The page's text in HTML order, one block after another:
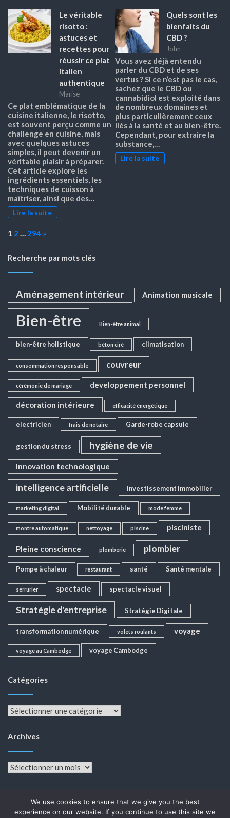
Le véritable
risotto :
astuces et
recettes pour
réussir ce plat
italien
authentique
Marise
Ce plat emblématique de la
cuisine italienne, le risotto,
est souvent perçu comme un
challenge en cuisine, mais
avec quelques astuces
simples, il peut devenir un
véritable plaisir à préparer.
Cet article explore les
ingrédients essentiels, les
techniques de cuisson à
maîtriser, ainsi que des…
Lire la suite
Quels sont les
bienfaits du
CBD ?
John
Vous avez déjà entendu
parler du CBD et de ses
vertus ? Si ce n’est pas le cas,
sachez que le CBD ou
cannabidiol est exploité dans
de nombreux domaines et
plus particulièrement ceux
liés à la santé et au bien-être.
Cependant, pour extraire la
substance,…
Lire la suite
Page:
1 2 … 294 Next
»
Recherche par mots clés
Aménagement intérieur Animation musicale
Bien-être Bien-être animal
bien-être holistique béton ciré climatisation
consommation responsable couvreur
cérémonie de mariage developpement personnel
décoration intérieure efficacité énergétique
electricien frais de notaire Garde-robe capsule
gestion du stress hygiène de vie
Innovation technologique
intelligence artificielle investissement immobilier
marketing digital Mobilité durable mode femme
montre automatique nettoyage piscine pisciniste
Pleine conscience plomberie plombier
Pompe à chaleur restaurant santé Santé mentale
serrurier spectacle spectacle visuel
Stratégie d'entreprise Stratégie Digitale
transformation numérique volets roulants voyage
voyage au Cambodge voyage Cambodge
Catégories
Catégories
Archives
Archives
We use cookies to ensure that we give you the best
experience on our website. If you continue to use this site we